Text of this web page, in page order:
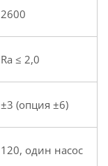
2600
Ra ≤ 2,0
±3 (опция ±6)
120, один насос